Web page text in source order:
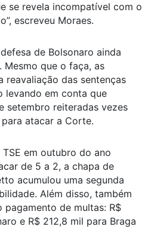
se revela incompatível com o
escreveu Moraes.
de Bolsonaro ainda
Mesmo que o faça, as
reavaliação das sentenças
levando em conta que
setembro reiteradas vezes
atacar a Corte.
em outubro do ano
de 5 a 2, a chapa de
acumulou uma segunda
Além disso, também
de multas: R$
e R$ 212,8 mil para Braga